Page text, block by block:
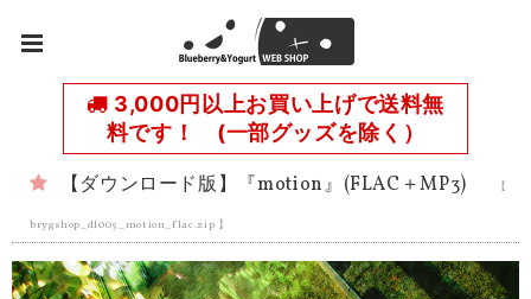
3,000円以上お買い上げで送料無
料です！ (一部グッズを除く）
【ダウンロード版】『motion』(FLAC＋MP3) 【
brygshop_dl005_motion_flac.zip 】